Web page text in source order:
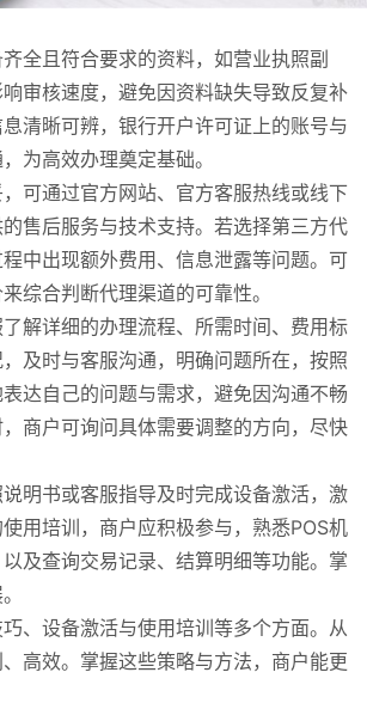
全且符合要求的资料，如营业执照副
审核速度，避免因资料缺失导致反复补
清晰可辨，银行开户许可证上的账号与
为高效办理奠定基础。
可通过官方网站、官方客服热线或线下
售后服务与技术支持。若选择第三方代
中出现额外费用、信息泄露等问题。可
综合判断代理渠道的可靠性。
解详细的办理流程、所需时间、费用标
及时与客服沟通，明确问题所在，按照
达自己的问题与需求，避免因沟通不畅
商户可询问具体需要调整的方向，尽快
明书或客服指导及时完成设备激活，激
用培训，商户应积极参与，熟悉POS机
及查询交易记录、结算明细等功能。掌
、设备激活与使用培训等多个方面。从
高效。掌握这些策略与方法，商户能更